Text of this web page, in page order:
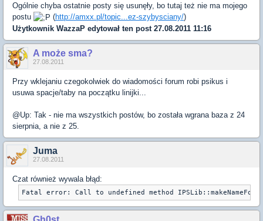
Ogólnie chyba ostatnie posty się usunęły, bo tutaj też nie ma mojego
postu
(http://amxx.pl/topic...ez-szybysciany/)
Użytkownik WazzaP edytował ten post 27.08.2011 11:16
A może sma?
27.08.2011
Przy wklejaniu czegokolwiek do wiadomości forum robi psikus i
usuwa spacje/taby na początku linijki...
@Up: Tak - nie ma wszystkich postów, bo została wgrana baza z 24
sierpnia, a nie z 25.
Juma
27.08.2011
Czat również wywala błąd: